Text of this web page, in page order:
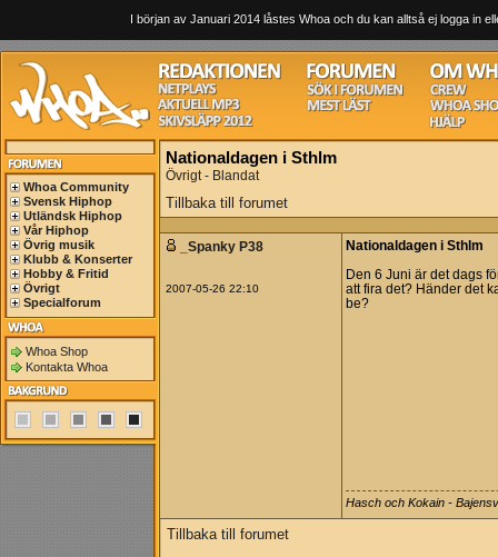
I början av Januari 2014 låstes Whoa och du kan alltså ej logga in
Whoa Community
Svensk Hiphop
Utländsk Hiphop
Vår Hiphop
Övrig musik
Klubb & Konserter
Hobby & Fritid
Övrigt
Specialforum
Whoa Shop
Kontakta Whoa
Nationaldagen i Sthlm
Övrigt - Blandat
Tillbaka till forumet
_Spanky P38
2007-05-26 22:10
Nationaldagen i Sthlm
Den 6 Juni är det dags
att fira det? Händer det
be?
Hasch och Kokain -
Tillbaka till forumet